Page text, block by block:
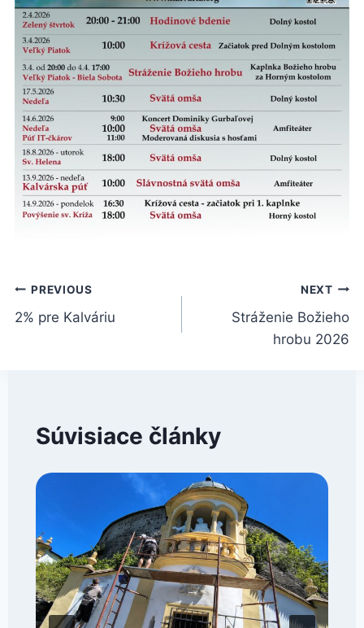
Navigácia
v
PREVIOUS
2% pre Kalváriu
NEXT
Stráženie Božieho
hrobu 2026
Súvisiace články